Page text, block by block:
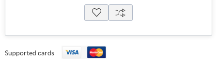
Supported cards